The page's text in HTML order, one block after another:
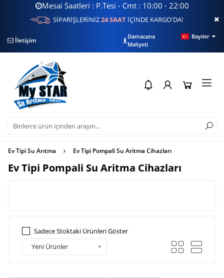
Mesai Saatleri : P.Tesi - Cmt : 10:00 - 22:00
SİPARİŞLERİNİZ24 SAATİÇİNDE KARGO'DA!
İletişim Filtre Sorgulama
Damacana
Maliyeti
Bayiler
Ev Tipi Su Arıtma Ev Tipi Pompali Su Aritma Cihazları
Ev Tipi Pompali Su Aritma Cihazları
Sadece Stoktaki Ürünleri Göster
Yeni Ürünler